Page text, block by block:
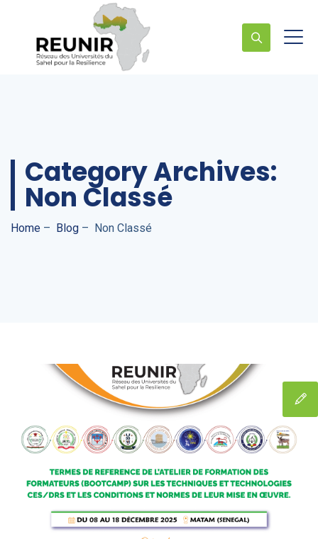
Category Archives:
Non Classé
Home – Blog – Non Classé